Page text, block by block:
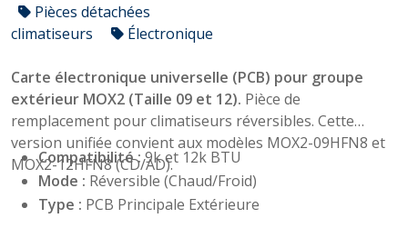
Pièces détachées
climatiseurs
Électronique
Carte électronique universelle (PCB) pour groupe
extérieur MOX2 (Taille 09 et 12). Pièce de
remplacement pour climatiseurs réversibles. Cette
version unifiée convient aux modèles MOX2-09HFN8 et
MOX2-12HFN8 (CD/AD).
Compatibilité :9k et 12k BTU
Mode : Réversible (Chaud/Froid)
Type : PCB Principale Extérieure